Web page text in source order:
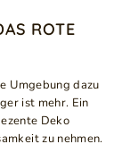
ROTE
Umgebung dazu
ist mehr. Ein
Deko
zu nehmen.